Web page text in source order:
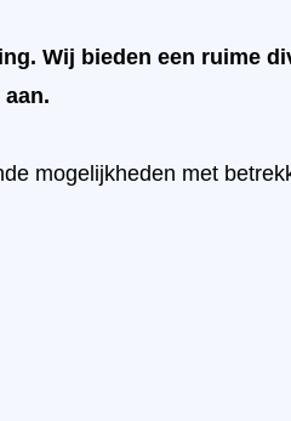
Wij bieden een ruime
mogelijkheden met